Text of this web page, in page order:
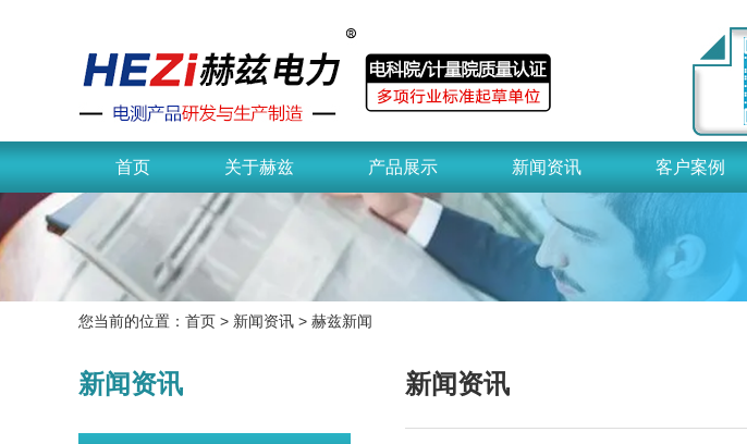
首页 关于赫兹 产品展示 新闻资讯 客户案例
您当前的位置： 首页 > 新闻资讯 > 赫兹新闻
新闻资讯 新闻资讯